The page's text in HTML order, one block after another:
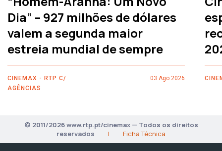
Dia” – 927 milhões de dólares
valem a segunda maior
estreia mundial de sempre
CINEMAX - RTP C/
AGÊNCIAS
03 Ago 2026
© 2011/2026 www.rtp.pt/cinemax — Todos os direitos
reservados
| Ficha Técnica